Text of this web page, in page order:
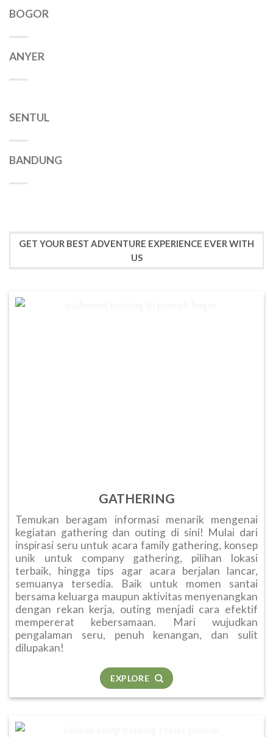
BOGOR
ANYER
SENTUL
BANDUNG
GET YOUR BEST ADVENTURE EXPERIENCE EVER WITH
US
GATHERING
Temukan beragam informasi menarik mengenai
kegiatan gathering dan outing di sini! Mulai dari
inspirasi seru untuk acara family gathering, konsep
unik untuk company gathering, pilihan lokasi
terbaik, hingga tips agar acara berjalan lancar,
semuanya tersedia. Baik untuk momen santai
bersama keluarga maupun aktivitas menyenangkan
dengan rekan kerja, outing menjadi cara efektif
mempererat kebersamaan. Mari wujudkan
pengalaman seru, penuh kenangan, dan sulit
dilupakan!
EXPLORE